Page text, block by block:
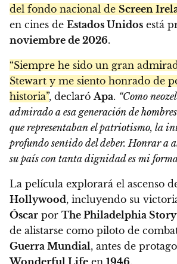
del fondo nacional de Screen
en cines de Estados Unidos está
noviembre de 2026.
“Siempre he sido un gran
Stewart y me siento honrado de
historia”, declaró Apa. “Como
admirado a esa generación de
que representaban el patriotismo, la
profundo sentido del deber. Honrar a
su país con tanta dignidad es mi
La película explorará el ascenso
Hollywood, incluyendo su
Óscar por The Philadelphia Story
de alistarse como piloto de
Guerra Mundial, antes de
Wonderful Life en 1946.